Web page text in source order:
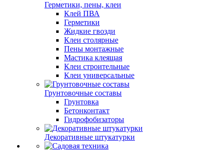
Герметики, пены, клеи
Клей ПВА
Герметики
Жидкие гвозди
Клеи столярные
Пены монтажные
Мастика клеящая
Клеи строительные
Клеи универсальные
Грунтовочные составы
Грунтовка
Бетонконтакт
Гидрофобизаторы
Декоративные штукатурки